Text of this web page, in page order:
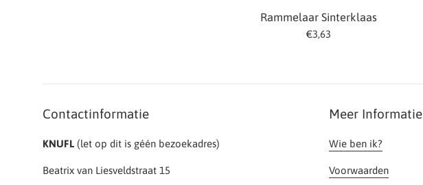
Rammelaar Sinterklaas
Normale
€3,63
Contactinformatie
KNUFL (let op dit is géén bezoekadres)
Beatrix van Liesveldstraat 15
Meer Informatie
Wie ben ik?
Voorwaarden